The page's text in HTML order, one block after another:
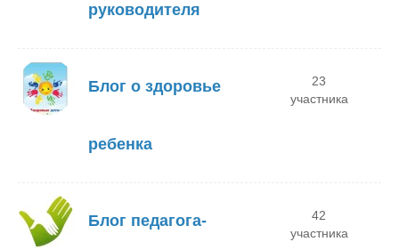
руководителя
Блог о здоровье
ребенка
23
участника
Блог педагога-
42
участника